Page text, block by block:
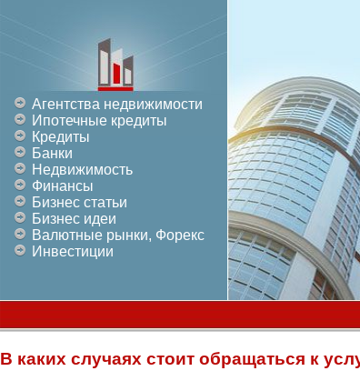
Агентства недвижимости
Ипотечные кредиты
Кредиты
Банки
Недвижимость
Финансы
Бизнес статьи
Бизнес идеи
Валютные рынки, Форекс
Инвестиции
В каких случаях стоит обращаться к